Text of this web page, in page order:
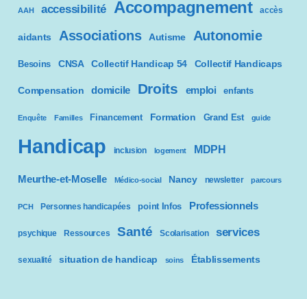
AAH accessibilité Accompagnement accès
aidants Associations Autisme Autonomie
Besoins CNSA Collectif Handicap 54 Collectif Handicaps
Compensation domicile Droits emploi enfants
Enquête Familles Financement Formation Grand Est guide
Handicap inclusion logement MDPH
Meurthe-et-Moselle Médico-social Nancy newsletter parcours
PCH Personnes handicapées point Infos Professionnels
psychique Ressources Santé Scolarisation services
sexualité situation de handicap soins Établissements